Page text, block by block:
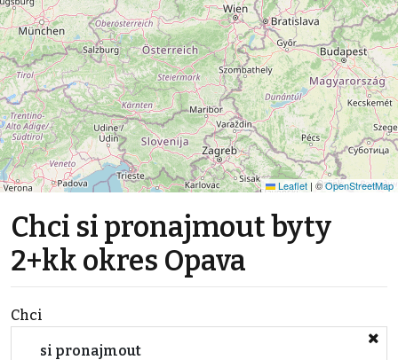
Leaflet | ©OpenStreetMap
Chci si pronajmout byty
2+kk okres Opava
Chci
si pronajmout